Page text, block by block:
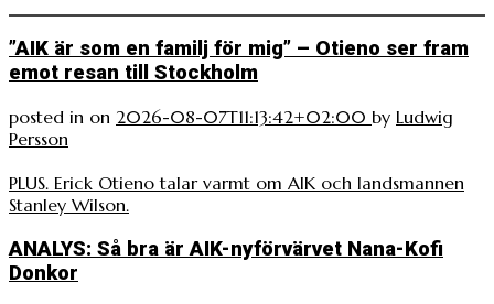
”AIK är som en familj för mig” – Otieno ser fram
emot resan till Stockholm
posted in on 2026-08-07T11:13:42+02:00 by Ludwig
Persson
PLUS. Erick Otieno talar varmt om AIK och landsmannen
Stanley Wilson.
ANALYS: Så bra är AIK-nyförvärvet Nana-Kofi
Donkor